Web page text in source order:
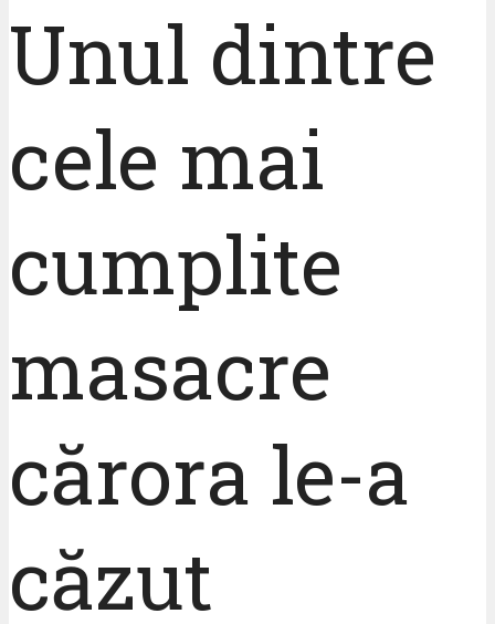
Unul dintre
cele mai
cumplite
masacre
cărora le-a
căzut